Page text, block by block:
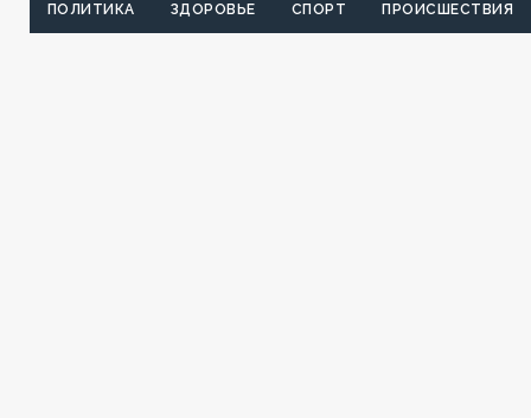
ПОЛИТИКА ЗДОРОВЬЕ СПОРТ ПРОИСШЕСТВИЯ